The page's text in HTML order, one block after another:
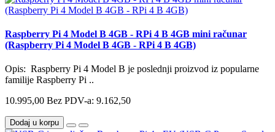
Raspberry Pi 4 Model B 4GB - RPi 4 B 4GB mini računar
(Raspberry Pi 4 Model B 4GB - RPi 4 B 4GB)
Opis: Raspberry Pi 4 Model B je poslednji proizvod iz popularne
familije Raspberry Pi ..
10.995,00 Bez PDV-a: 9.162,50
Dodaj u korpu